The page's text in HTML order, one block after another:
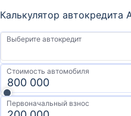
Калькулятор
Выберите автокредит
Стоимость автомобиля
Первоначальный взнос